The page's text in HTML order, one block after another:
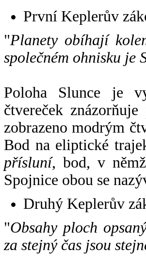
První Keplerův
"Planety obíhají
společném ohnisku je
Poloha Slunce je
čtvereček
zobrazeno modrým
Bod na eliptické
přísluní, bod, v
Spojnice obou se
Druhý Keplerův
"Obsahy ploch
za stejný čas jsou